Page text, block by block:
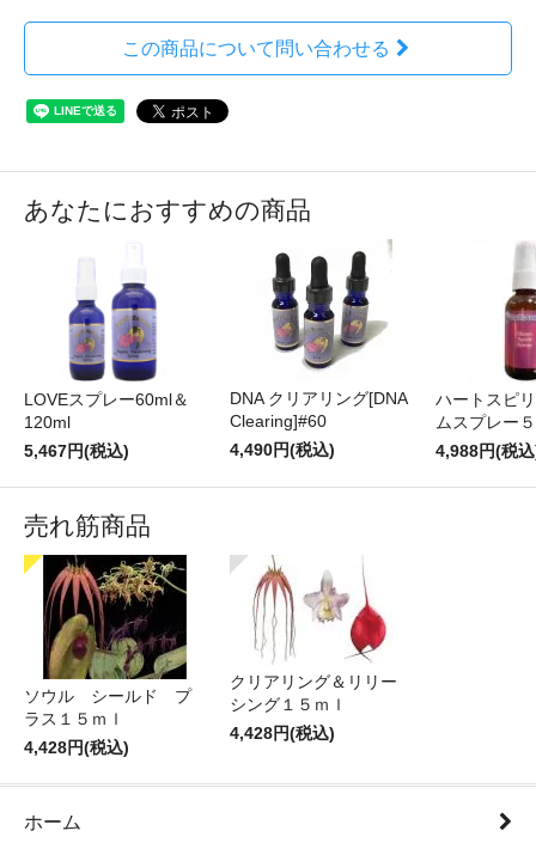
この商品について問い合わせる
あなたにおすすめの商品
LOVEスプレー60ml＆
120ml
5,467円(税込)
DNA クリアリング[DNA
Clearing]#60
4,490円(税込)
ハートスピ
ムスプレー
4,988円(税
売れ筋商品
ソウル シールド プ
ラス１５ｍｌ
4,428円(税込)
クリアリング＆リリー
シング１５ｍｌ
4,428円(税込)
ホーム